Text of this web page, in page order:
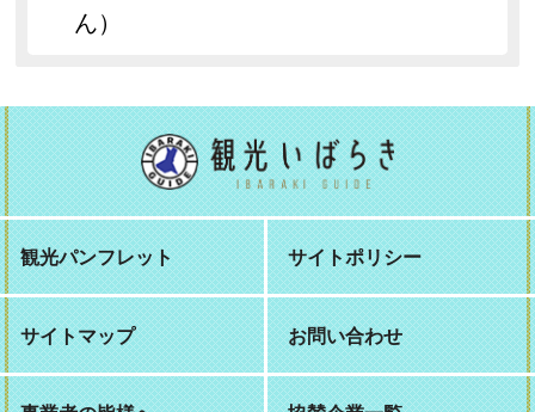
ん）
観光パンフレット サイトポリシー
サイトマップ お問い合わせ